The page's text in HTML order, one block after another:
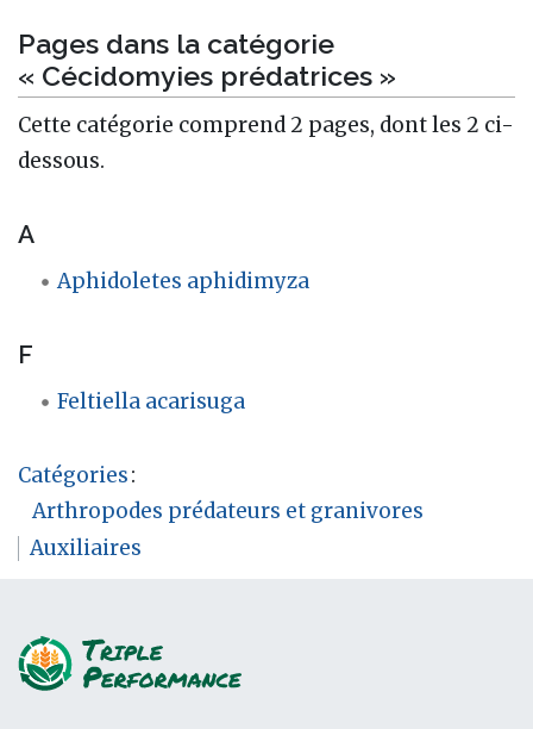
Pages dans la catégorie
« Cécidomyies prédatrices »
Cette catégorie comprend 2 pages, dont les 2 ci-
dessous.
A
Aphidoletes aphidimyza
F
Feltiella acarisuga
Catégories:
Arthropodes prédateurs et granivores
Auxiliaires